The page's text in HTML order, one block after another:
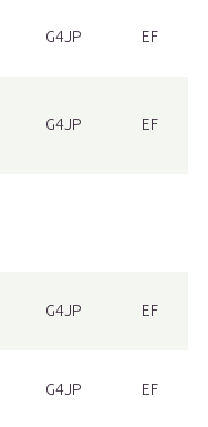
G4JP EF
G4JP EF
G4JP EF
G4JP EF